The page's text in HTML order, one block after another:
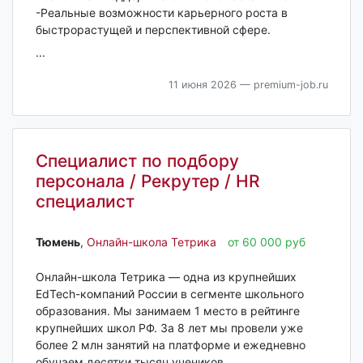
-Реальные возможности карьерного роста в
быстрорастущей и перспективной сфере.
...
11 июня 2026 — premium-job.ru
Специалист по подбору
персонала / Рекрутер / HR
специалист
Тюмень‎, Онлайн-школа Тетрика от 60 000 руб
Онлайн-школа Тетрика — одна из крупнейших
EdTech-компаний России в сегменте школьного
образования. Мы занимаем 1 место в рейтинге
крупнейших школ РФ. За 8 лет мы провели уже
более 2 млн занятий на платформе и ежедневно